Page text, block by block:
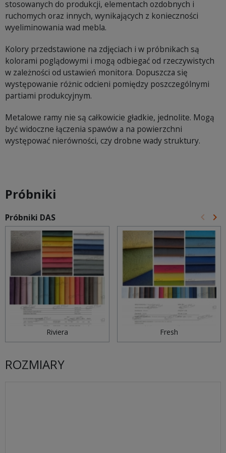
stosowanych do produkcji, elementach ozdobnych i
ruchomych oraz innych, wynikających z konieczności
wyeliminowania wad mebla.
Kolory przedstawione na zdjęciach i w próbnikach są
kolorami poglądowymi i mogą odbiegać od rzeczywistych
w zależności od ustawień monitora. Dopuszcza się
występowanie różnic odcieni pomiędzy poszczególnymi
partiami produkcyjnym.
Metalowe ramy nie są całkowicie gładkie, jednolite. Mogą
być widoczne łączenia spawów a na powierzchni
występować nierówności, czy drobne wady struktury.
Próbniki
Próbniki DAS keyboard_arrow_left keyboard_arrow_right
Riviera Fresh
ROZMIARY